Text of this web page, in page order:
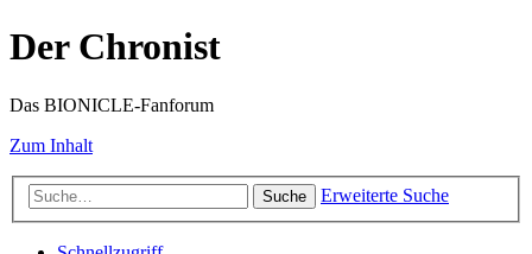
Der Chronist
Das BIONICLE-Fanforum
Zum Inhalt
Suche Erweiterte Suche